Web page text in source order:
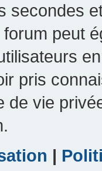
secondes
forum peut
pris
de vie
|